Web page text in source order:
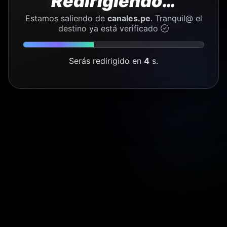
Estamos saliendo de canales.pe. Tranquil@ el
destino ya está verificado
Serás redirigido en 4 s.